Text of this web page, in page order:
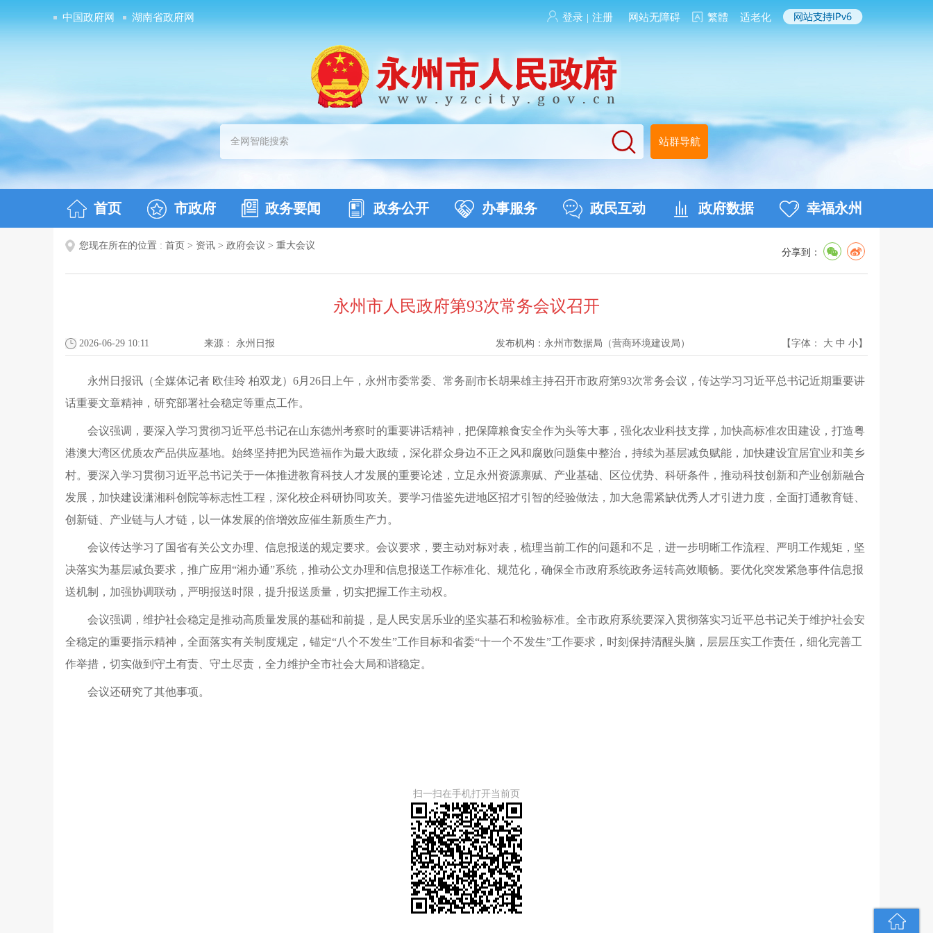
中国政府网 湖南省政府网 登录 | 注册 网站无障碍 繁體 适老化
站群导航
首页 市政府 政务要闻 政务公开 办事服务 政民互动 政府数据 幸福永州
您现在所在的位置 : 首页 > 资讯 > 政府会议 > 重大会议
分享到：
永州市人民政府第93次常务会议召开
2026-06-29 10:11 来源： 永州日报 发布机构： 永州市数据局（营商环境建设局） 【字体： 大 中 小】
永州日报讯（全媒体记者 欧佳玲 柏双龙）6月26日上午，永州市委常委、常务副市长胡果雄主持召开市政府第93次常务会议，传达学习习近平总书记近期重要讲
话重要文章精神，研究部署社会稳定等重点工作。
会议强调，要深入学习贯彻习近平总书记在山东德州考察时的重要讲话精神，把保障粮食安全作为头等大事，强化农业科技支撑，加快高标准农田建设，打造粤
港澳大湾区优质农产品供应基地。始终坚持把为民造福作为最大政绩，深化群众身边不正之风和腐败问题集中整治，持续为基层减负赋能，加快建设宜居宜业和美乡
村。要深入学习贯彻习近平总书记关于一体推进教育科技人才发展的重要论述，立足永州资源禀赋、产业基础、区位优势、科研条件，推动科技创新和产业创新融合
发展，加快建设潇湘科创院等标志性工程，深化校企科研协同攻关。要学习借鉴先进地区招才引智的经验做法，加大急需紧缺优秀人才引进力度，全面打通教育链、
创新链、产业链与人才链，以一体发展的倍增效应催生新质生产力。
会议传达学习了国省有关公文办理、信息报送的规定要求。会议要求，要主动对标对表，梳理当前工作的问题和不足，进一步明晰工作流程、严明工作规矩，坚
决落实为基层减负要求，推广应用“湘办通”系统，推动公文办理和信息报送工作标准化、规范化，确保全市政府系统政务运转高效顺畅。要优化突发紧急事件信息报
送机制，加强协调联动，严明报送时限，提升报送质量，切实把握工作主动权。
会议强调，维护社会稳定是推动高质量发展的基础和前提，是人民安居乐业的坚实基石和检验标准。全市政府系统要深入贯彻落实习近平总书记关于维护社会安
全稳定的重要指示精神，全面落实有关制度规定，锚定“八个不发生”工作目标和省委“十一个不发生”工作要求，时刻保持清醒头脑，层层压实工作责任，细化完善工
作举措，切实做到守土有责、守土尽责，全力维护全市社会大局和谐稳定。
会议还研究了其他事项。
扫一扫在手机打开当前页